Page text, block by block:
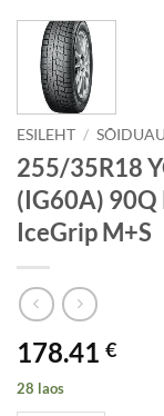
ESILEHT /
255/35R18
(IG60A) 90Q
IceGrip M+S
178.41 €
28 laos